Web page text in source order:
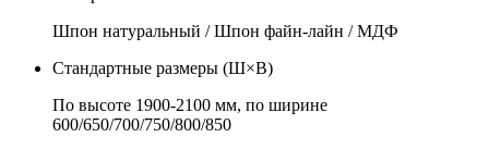
Шпон натуральный / Шпон файн-лайн / МДФ
Стандартные размеры (Ш×В)
По высоте 1900-2100 мм, по ширине
600/650/700/750/800/850